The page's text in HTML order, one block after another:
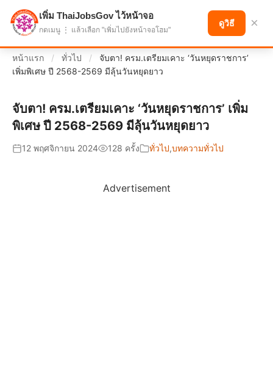
แบ่งปันโอกาส เพื่ออนาคตที่ก้าวหน้า
หน้าแรก / ทั่วไป /
จับตา! ครม.เตรียมเคาะ ‘วันหยุดราชการ’
เพิ่มพิเศษ ปี 2568-2569 มีลุ้นวันหยุดยาว
จับตา! ครม.เตรียมเคาะ ‘วันหยุดราชการ’ เพิ่ม
พิเศษ ปี 2568-2569 มีลุ้นวันหยุดยาว
12 พฤศจิกายน 2024 128 ครั้ง ทั่วไป,บทความทั่วไป
Advertisement
เพิ่ม ThaiJobsGov ไว้หน้าจอ
กดเมนู ⋮ แล้วเลือก "เพิ่มไปยังหน้าจอโฮม"
ดูวิธี ×